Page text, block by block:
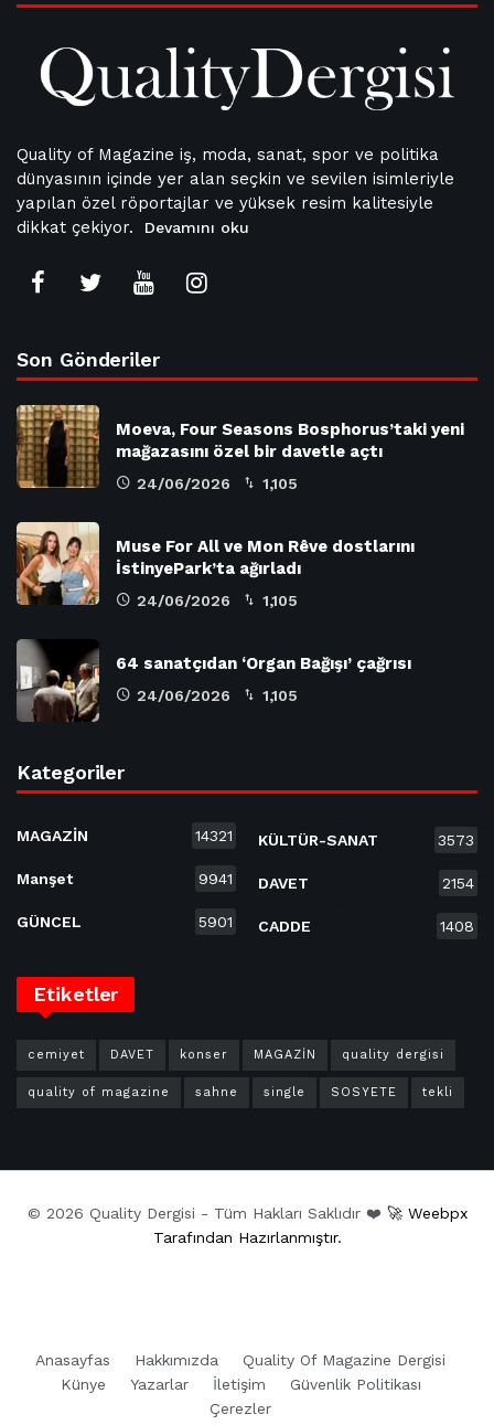
Quality of Magazine iş, moda, sanat, spor ve politika
dünyasının içinde yer alan seçkin ve sevilen isimleriyle
yapılan özel röportajlar ve yüksek resim kalitesiyle
dikkat çekiyor.
Devamını oku
Son Gönderiler
Moeva, Four Seasons Bosphorus’taki yeni
mağazasını özel bir davetle açtı
24/06/2026 1,105
Muse For All ve Mon Rêve dostlarını
İstinyePark’ta ağırladı
24/06/2026 1,105
64 sanatçıdan ‘Organ Bağışı’ çağrısı
24/06/2026 1,105
Kategoriler
MAGAZİN 14321
Manşet 9941
GÜNCEL 5901
KÜLTÜR-SANAT 3573
DAVET 2154
CADDE 1408
Etiketler
cemiyet DAVET konser MAGAZİN quality dergisi
quality of magazine sahne single SOSYETE tekli
© 2026 Quality Dergisi - Tüm Hakları Saklıdır ❤️ 🚀 Weebpx
Tarafından Hazırlanmıştır.
Anasayfas Hakkımızda
Quality Of Magazine Dergisi
Künye
Yazarlar İletişim
Güvenlik Politikası
Çerezler